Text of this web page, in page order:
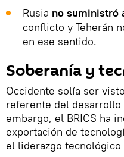
Rusia no suministró
conflicto y Teherán
en ese sentido.
Soberanía y
Occidente solía ser
referente del
embargo, el BRICS ha
exportación de
el liderazgo